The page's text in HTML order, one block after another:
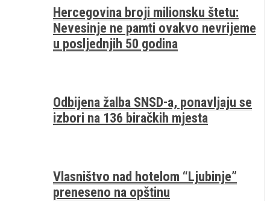
Hercegovina broji milionsku štetu:
Nevesinje ne pamti ovakvo nevrijeme
u posljednjih 50 godina
Odbijena žalba SNSD-a, ponavljaju se
izbori na 136 biračkih mjesta
Vlasništvo nad hotelom “Ljubinje”
preneseno na opštinu